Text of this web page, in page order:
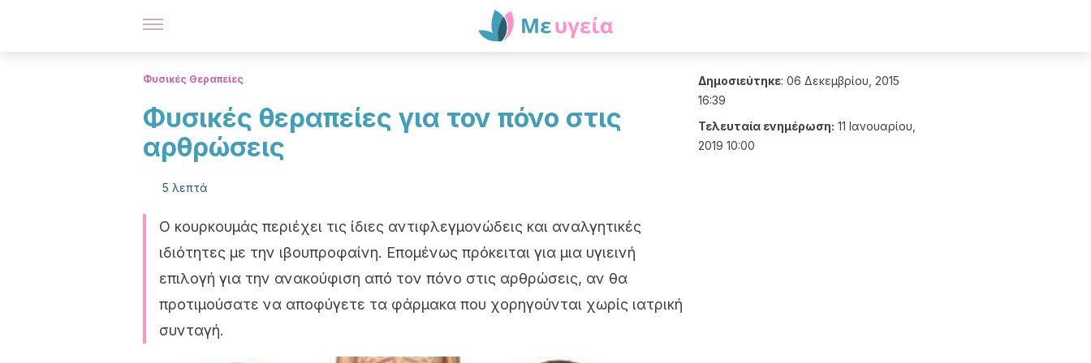
Φυσικές Θεραπείες
Φυσικές θεραπείες για τον πόνο στις
αρθρώσεις
5 λεπτά
Ο κουρκουμάς περιέχει τις ίδιες αντιφλεγμονώδεις και αναλγητικές
ιδιότητες με την ιβουπροφαίνη. Επομένως πρόκειται για μια υγιεινή
επιλογή για την ανακούφιση από τον πόνο στις αρθρώσεις, αν θα
προτιμούσατε να αποφύγετε τα φάρμακα που χορηγούνται χωρίς ιατρική
συνταγή.
Δημοσιεύτηκε: 06 Δεκεμβρίου, 2015
16:39
Τελευταία ενημέρωση: 11 Ιανουαρίου,
2019 10:00